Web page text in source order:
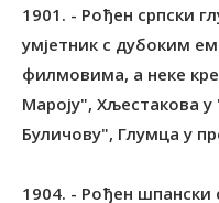
1901. - Рођен српски
умјетник с дубоким
филмовима, а неке
Мароју", Хљестакова
Буличову", Глумца у
1904. - Рођен шпански